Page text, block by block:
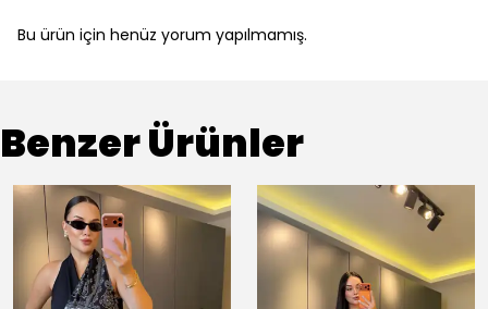
Bu ürün için henüz yorum yapılmamış.
Benzer Ürünler